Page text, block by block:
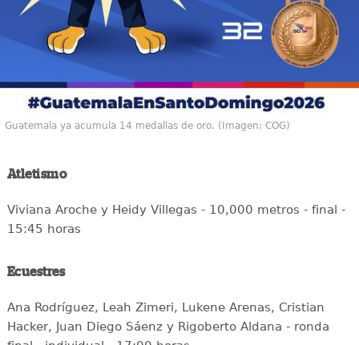
Guatemala ya acumula 14 medallas de oro. (Imagen: COG)
Atletismo
Viviana Aroche y Heidy Villegas - 10,000 metros - final -
15:45 horas
Ecuestres
Ana Rodríguez, Leah Zimeri, Lukene Arenas, Cristian
Hacker, Juan Diego Sáenz y Rigoberto Aldana - ronda